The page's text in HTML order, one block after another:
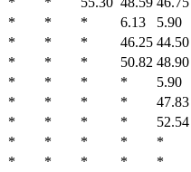
* * * 6.13
5.90
* * * 46.25 44.50
* * * 50.82 48.90
* * * *
5.90
* * * *
47.83
* * * * 52.54
* * * *
*
* * * *
*